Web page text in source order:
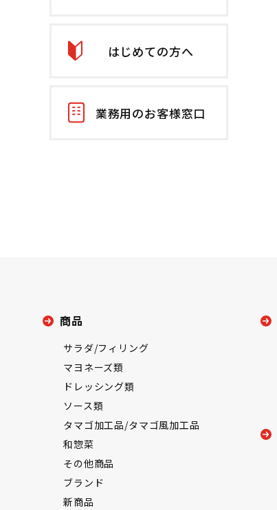
はじめての方へ
業務用のお客様窓口
商品
サラダ/フィリング
マヨネーズ類
ドレッシング類
ソース類
タマゴ加工品/タマゴ風加工品
和惣菜
その他商品
ブランド
新商品